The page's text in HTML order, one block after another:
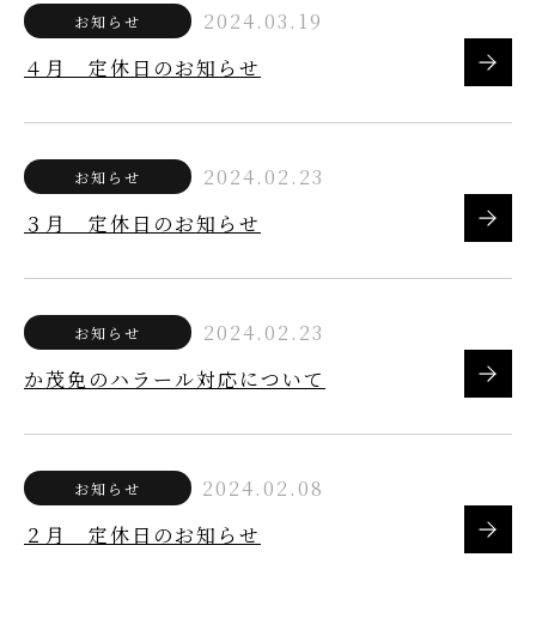
お知らせ
2024.03.19
４月 定休日のお知らせ
お知らせ
2024.02.23
３月 定休日のお知らせ
お知らせ
2024.02.23
か茂免のハラール対応について
お知らせ
2024.02.08
２月 定休日のお知らせ